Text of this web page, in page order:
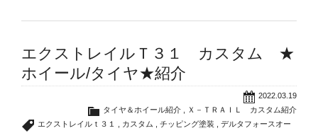
エクストレイルＴ３１ カスタム ★
ホイール/タイヤ★紹介
2022.03.19
タイヤ＆ホイール紹介
Ｘ－ＴＲＡＩＬ カスタム紹介
エクストレイルｔ３１
カスタム チッピング塗装
デルタフォースオー